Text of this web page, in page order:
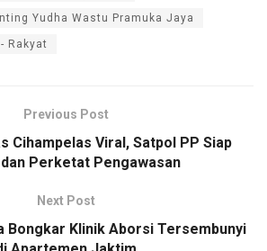
Yudha Wastu Pramuka Jaya
Rakyat
Previous Post
Cihampelas Viral, Satpol PP Siap
Perketat Pengawasan
Next Post
Bongkar Klinik Aborsi Tersembunyi